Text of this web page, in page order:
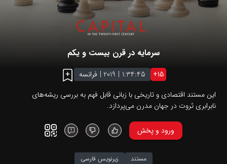
سرمایه در قرن بیست و یکم
15
+
1:34:45
|
2019
| فرانسه
این مستند اقتصادی و تاریخی با زبانی قابل فهم به بررسی ریشه‌های
نابرابری ثروت در جهان مدرن می‌پردازد.
ورود و پخش
مستند زیرنویس فارسی